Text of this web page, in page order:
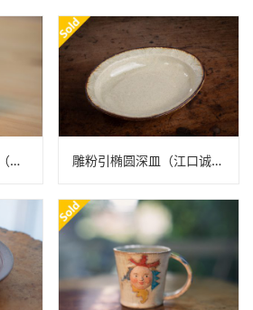
白瓷酒吞 茶杯 附原箱（井仓幸太郎） 雕粉引椭圆深皿（江口诚基）N23B341